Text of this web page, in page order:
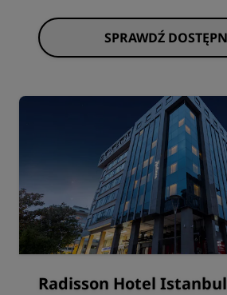
SPRAWDŹ
Radisson Hotel